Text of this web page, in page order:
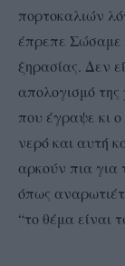
πορτοκαλιών
έπρεπε Σώσαμε
ξηρασίας. Δεν
απολογισμό της
που έγραψε κι
νερό και αυτή
αρκούν πια για
όπως
“το θέμα είναι